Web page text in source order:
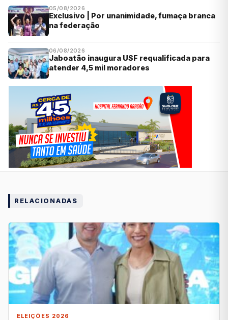
05/08/2026
Exclusivo | Por unanimidade, fumaça branca
na federação
06/08/2026
Jaboatão inaugura USF requalificada para
atender 4,5 mil moradores
RELACIONADAS
ELEIÇÕES 2026